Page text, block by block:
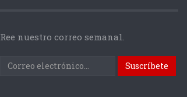
Ree nuestro correo semanal.